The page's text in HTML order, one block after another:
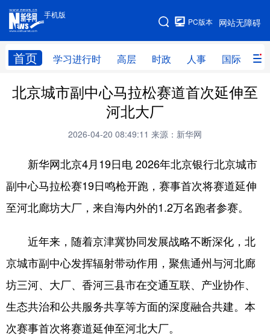
手机版
网站无障碍
PC版本
首页 学习进行时 高层 时政 人事 国际 财
手机版
网站地图
学习进行时 高层 时政 人事
财经
思客智库 全球连线
科技 科普 体育 文化
健康 军事 访谈 视频
图片 中央文件 汽车
食品 人居 信息化 乡村振兴
溯源中国 城市 旅游 能源
会展 彩票 娱乐 时尚
北京城市副中心马拉松赛道首次延伸至
河北大厂
2026-04-20 08:49:11 来源：新华网
新华网北京4月19日电 2026年北京银行北京城市
副中心马拉松赛19日鸣枪开跑，赛事首次将赛道延伸
至河北廊坊大厂，来自海内外的1.2万名跑者参赛。
近年来，随着京津冀协同发展战略不断深化，北
京城市副中心发挥辐射带动作用，聚焦通州与河北廊
坊三河、大厂、香河三县市在交通互联、产业协作、
生态共治和公共服务共享等方面的深度融合共建。本
次赛事首次将赛道延伸至河北大厂。